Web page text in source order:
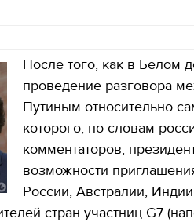
После того, как в Белом
проведение разговора
Путиным относительно
которого, по словам
комментаторов,
возможности
России, Австралии,
стран участниц G7